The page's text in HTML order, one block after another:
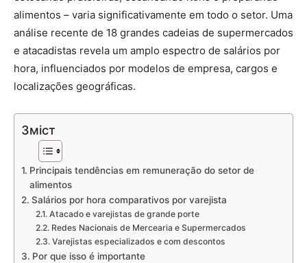
alimentos – varia significativamente em todo o setor. Uma
análise recente de 18 grandes cadeias de supermercados
e atacadistas revela um amplo espectro de salários por
hora, influenciados por modelos de empresa, cargos e
localizações geográficas.
Зміст
Principais tendências em remuneração do setor de
alimentos
Salários por hora comparativos por varejista
Atacado e varejistas de grande porte
Redes Nacionais de Mercearia e Supermercados
Varejistas especializados e com descontos
Por que isso é importante